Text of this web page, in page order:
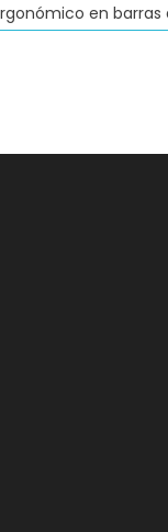
en barras